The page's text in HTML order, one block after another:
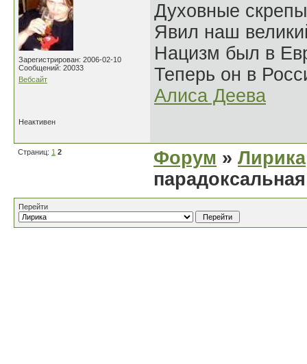
Зарегистрирован: 2006-02-10
Сообщений: 20033
Вебсайт
Духовные
Явил наш
Нацизм был в
Теперь он в
Алиса Деева
Неактивен
Страниц: 1 2 Форум » Лирика
Перейти